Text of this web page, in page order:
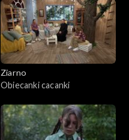
Ziarno
Obiecanki cacanki